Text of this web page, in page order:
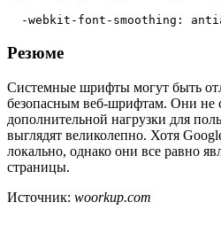
-webkit-font-smoothing:
Резюме
Системные шрифты могут быть
безопасным веб-шрифтам. Они не
дополнительной нагрузки для
выглядят великолепно. Хотя
локально, однако они все равно
страницы.
Источник: woorkup.com